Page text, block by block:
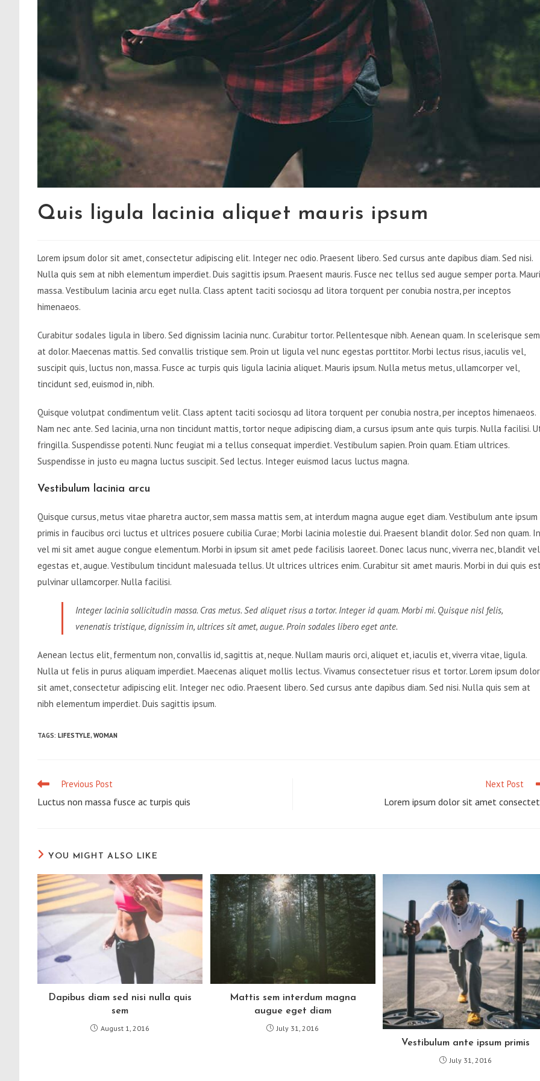
Quis ligula lacinia aliquet mauris ipsum
Lorem ipsum dolor sit amet, consectetur adipiscing elit. Integer nec odio. Praesent libero. Sed cursus ante dapibus diam. Sed nisi.
Nulla quis sem at nibh elementum imperdiet. Duis sagittis ipsum. Praesent mauris. Fusce nec tellus sed augue semper porta.
massa. Vestibulum lacinia arcu eget nulla. Class aptent taciti sociosqu ad litora torquent per conubia nostra, per inceptos
himenaeos.
Curabitur sodales ligula in libero. Sed dignissim lacinia nunc. Curabitur tortor. Pellentesque nibh. Aenean quam. In scelerisque sem
at dolor. Maecenas mattis. Sed convallis tristique sem. Proin ut ligula vel nunc egestas porttitor. Morbi lectus risus, iaculis vel,
suscipit quis, luctus non, massa. Fusce ac turpis quis ligula lacinia aliquet. Mauris ipsum. Nulla metus metus, ullamcorper vel,
tincidunt sed, euismod in, nibh.
Quisque volutpat condimentum velit. Class aptent taciti sociosqu ad litora torquent per conubia nostra, per inceptos himenaeos.
Nam nec ante. Sed lacinia, urna non tincidunt mattis, tortor neque adipiscing diam, a cursus ipsum ante quis turpis. Nulla facilisi.
fringilla. Suspendisse potenti. Nunc feugiat mi a tellus consequat imperdiet. Vestibulum sapien. Proin quam. Etiam ultrices.
Suspendisse in justo eu magna luctus suscipit. Sed lectus. Integer euismod lacus luctus magna.
Vestibulum lacinia arcu
Quisque cursus, metus vitae pharetra auctor, sem massa mattis sem, at interdum magna augue eget diam. Vestibulum ante ipsum
primis in faucibus orci luctus et ultrices posuere cubilia Curae; Morbi lacinia molestie dui. Praesent blandit dolor. Sed non quam. In
vel mi sit amet augue congue elementum. Morbi in ipsum sit amet pede facilisis laoreet. Donec lacus nunc, viverra nec, blandit vel,
egestas et, augue. Vestibulum tincidunt malesuada tellus. Ut ultrices ultrices enim. Curabitur sit amet mauris. Morbi in dui quis est
pulvinar ullamcorper. Nulla facilisi.
Integer lacinia sollicitudin massa. Cras metus. Sed aliquet risus a tortor. Integer id quam. Morbi mi. Quisque nisl felis,
venenatis tristique, dignissim in, ultrices sit amet, augue. Proin sodales libero eget ante.
Aenean lectus elit, fermentum non, convallis id, sagittis at, neque. Nullam mauris orci, aliquet et, iaculis et, viverra vitae, ligula.
Nulla ut felis in purus aliquam imperdiet. Maecenas aliquet mollis lectus. Vivamus consectetuer risus et tortor. Lorem ipsum dolor
sit amet, consectetur adipiscing elit. Integer nec odio. Praesent libero. Sed cursus ante dapibus diam. Sed nisi. Nulla quis sem at
nibh elementum imperdiet. Duis sagittis ipsum.
TAGS: LIFESTYLE, WOMAN
Read
articles
Previous Post
Luctus non massa fusce ac turpis quis
Next Post
Lorem ipsum dolor sit amet
YOU MIGHT ALSO LIKE
Dapibus diam sed nisi nulla quis
sem
August 1, 2016
Mattis sem interdum magna
augue eget diam
July 31, 2016
Vestibulum ante ipsum primis
July 31, 2016